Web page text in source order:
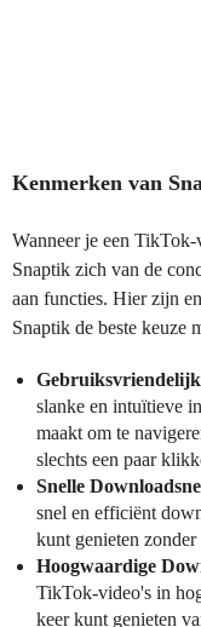
Kenmerken van
Wanneer je een
Snaptik zich van de
aan functies. Hier zijn
Snaptik de beste keuze
slanke en intuïtieve
maakt om te
slechts een paar
Snelle
snel en efficiënt
kunt genieten
Hoogwaardige
TikTok-video's in
keer kunt genieten